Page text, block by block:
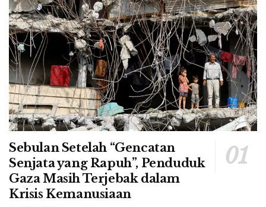
Sebulan Setelah “Gencatan
Senjata yang Rapuh”, Penduduk
Gaza Masih Terjebak dalam
Krisis Kemanusiaan